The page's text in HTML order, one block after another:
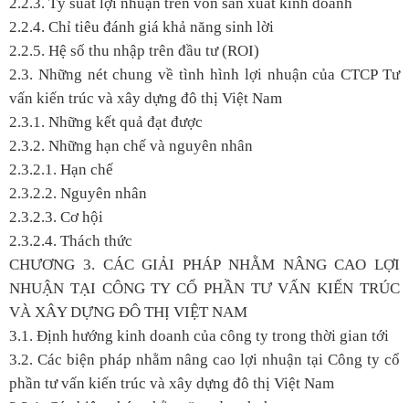
2.2.3. Tỷ suất lợi nhuận trên vốn sản xuất kinh doanh
2.2.4. Chỉ tiêu đánh giá khả năng sinh lời
2.2.5. Hệ số thu nhập trên đầu tư (ROI)
2.3. Những nét chung về tình hình lợi nhuận của CTCP Tư
vấn kiến trúc và xây dựng đô thị Việt Nam
2.3.1. Những kết quả đạt được
2.3.2. Những hạn chế và nguyên nhân
2.3.2.1. Hạn chế
2.3.2.2. Nguyên nhân
2.3.2.3. Cơ hội
2.3.2.4. Thách thức
CHƯƠNG 3. CÁC GIẢI PHÁP NHẰM NÂNG CAO LỢI
NHUẬN TẠI CÔNG TY CỔ PHẦN TƯ VẤN KIẾN TRÚC
VÀ XÂY DỰNG ĐÔ THỊ VIỆT NAM
3.1. Định hướng kinh doanh của công ty trong thời gian tới
3.2. Các biện pháp nhằm nâng cao lợi nhuận tại Công ty cổ
phần tư vấn kiến trúc và xây dựng đô thị Việt Nam